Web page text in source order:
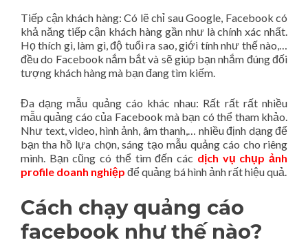
Tiếp cận khách hàng: Có lẽ chỉ sau Google, Facebook có
khả năng tiếp cận khách hàng gần như là chính xác nhất.
Họ thích gì, làm gì, độ tuổi ra sao, giới tính như thế nào,…
đều do Facebook nắm bắt và sẽ giúp bạn nhắm đúng đối
tượng khách hàng mà bạn đang tìm kiếm.
Đa dạng mẫu quảng cáo khác nhau: Rất rất rất nhiều
mẫu quảng cáo của Facebook mà bạn có thể tham khảo.
Như text, video, hình ảnh, âm thanh,… nhiều định dạng để
bạn tha hồ lựa chọn, sáng tạo mẫu quảng cáo cho riêng
mình. Bạn cũng có thể tìm đến các dịch vụ chụp ảnh
profile doanh nghiệp để quảng bá hình ảnh rất hiệu quả.
Cách chạy quảng cáo
facebook như thế nào?